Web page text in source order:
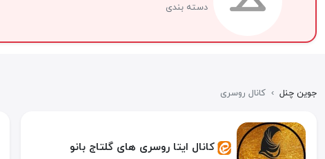
دسته بندی
جوین چنل › کانال روسری
کانال ایتا روسری های گلتاج بانو